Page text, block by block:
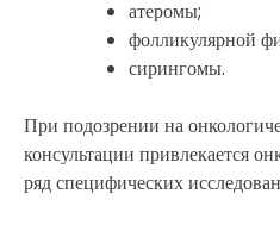
атеромы;
фолликулярной
сирингомы.
При подозрении на
консультации привлекается
ряд специфических